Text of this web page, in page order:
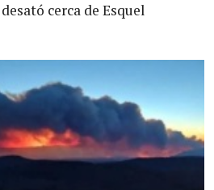
cerca de Esquel